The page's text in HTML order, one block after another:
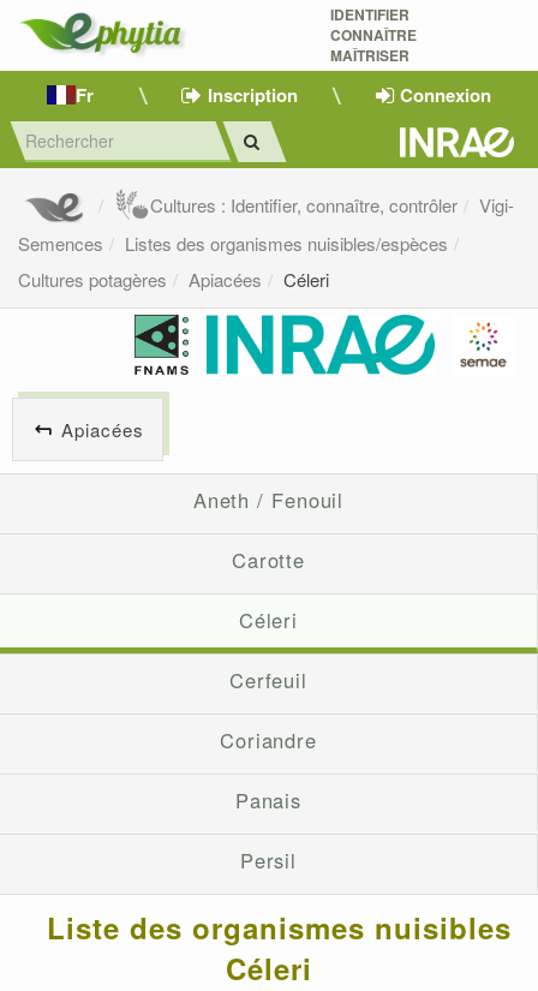
IDENTIFIER
CONNAÎTRE
MAÎTRISER
Fr Inscription Connexion
Cultures : Identifier, connaître, contrôler
Vigi-
Semences
Listes des organismes nuisibles/espèces
Cultures potagères
Apiacées Céleri
Apiacées
Aneth / Fenouil
Carotte
Céleri
Cerfeuil
Coriandre
Panais
Persil
Liste des organismes nuisibles
Céleri